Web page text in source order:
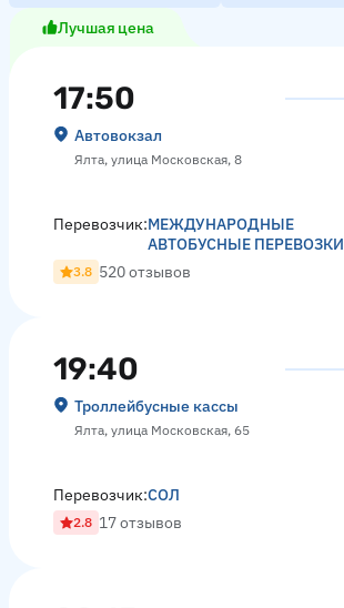
Лучшая цена
17:50
Автовокзал
Ялта, улица Московская, 8
Перевозчик:МЕЖДУНАРОДНЫЕ
АВТОБУСНЫЕ ПЕРЕВОЗКИ
3.8 520 отзывов
19:40
Троллейбусные кассы
Ялта, улица Московская, 65
Перевозчик:СОЛ
2.8 17 отзывов